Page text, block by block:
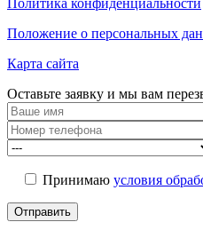
Политика конфиденциальности
Положение о персональных
Карта сайта
Оставьте заявку и мы вам
Принимаю условия